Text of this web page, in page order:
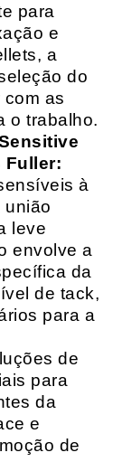
para
e
a
do
com as
o trabalho.
Fuller:
à
união
leve
envolve a
da
de tack,
para a
de
para
da
e
de